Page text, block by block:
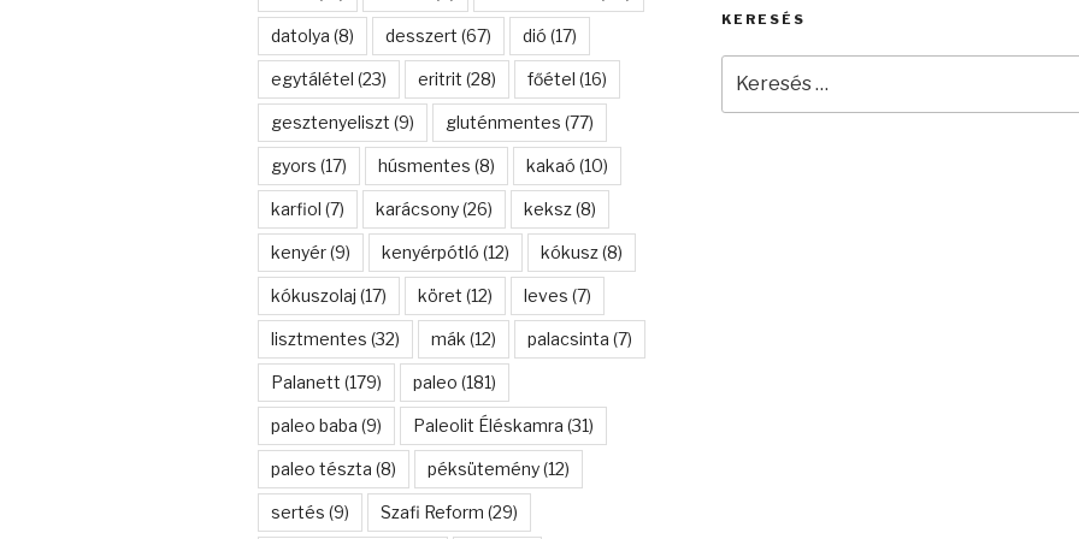
datolya (8) desszert (67) dió (17)
egytálétel (23) eritrit (28) főétel (16)
gesztenyeliszt (9) gluténmentes (77)
gyors (17) húsmentes (8) kakaó (10)
karfiol (7) karácsony(26) keksz(8)
kenyér(9) kenyérpótló (12) kókusz(8)
kókuszolaj (17) köret (12) leves (7)
lisztmentes (32) mák (12) palacsinta (7)
Palanett (179) paleo (181)
paleo baba (9) Paleolit Éléskamra (31)
paleo tészta (8) péksütemény(12)
sertés (9) Szafi Reform (29)
KERESÉS
következő